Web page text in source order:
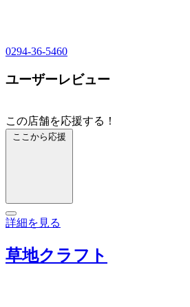
0294-36-5460
ユーザーレビュー
この店舗を応援する！
ここから応援
詳細を見る
草地クラフト